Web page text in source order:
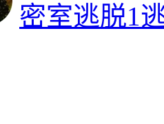
密室逃脱1